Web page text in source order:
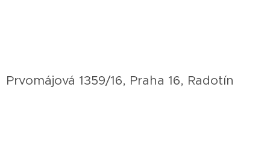
Prvomájová 1359/16, Praha 16, Radotín